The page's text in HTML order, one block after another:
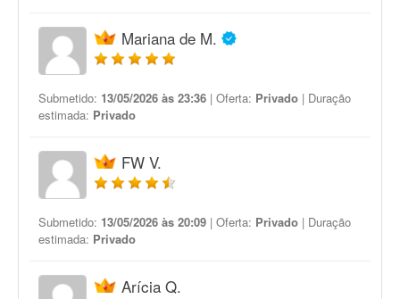
Mariana de M.
Submetido: 13/05/2026 às 23:36 | Oferta: Privado | Duração
estimada: Privado
FW V.
Submetido: 13/05/2026 às 20:09 | Oferta: Privado | Duração
estimada: Privado
Arícia Q.